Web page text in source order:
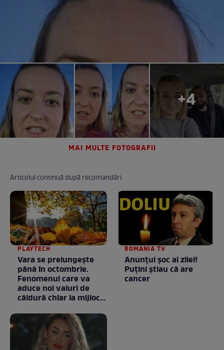
+4
MAI MULTE FOTOGRAFII
Articolul continuă după recomandări
PLAYTECH
Vara se prelungeşte
până în octombrie.
Fenomenul care va
aduce noi valuri de
căldură chiar la mijlocul
ROMANIA TV
Anunţul şoc al zilei!
Puţini ştiau că are
cancer